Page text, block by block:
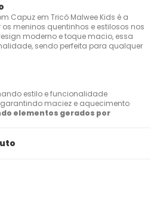
Capuz em Tricô Malwee Kids é a
meninos quentinhos e estilosos nos
moderno e toque macio, essa
sendo perfeita para qualquer
estilo e funcionalidade
maciez e aquecimento
elementos gerados por